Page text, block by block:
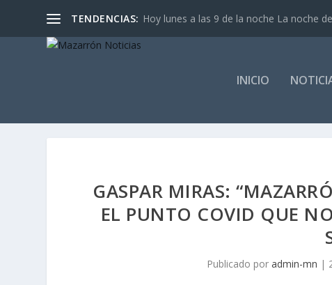
TENDENCIAS: Hoy lunes a las 9 de la noche La noche
INICIO
GASPAR MIRAS:
EL PUNTO COVID QUE
Publicado poradmin-mn |